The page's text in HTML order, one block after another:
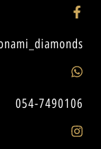
054-7490106